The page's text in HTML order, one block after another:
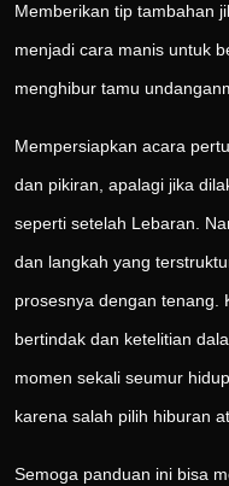
Memberikan tip tambahan
menjadi cara manis untuk
menghibur tamu
Mempersiapkan acara
dan pikiran, apalagi jika
seperti setelah Lebaran.
dan langkah yang
prosesnya dengan tenang.
bertindak dan ketelitian
momen sekali seumur
karena salah pilih hiburan
Semoga panduan ini bisa